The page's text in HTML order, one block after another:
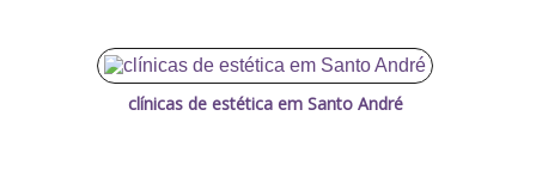
clínicas de estética em Santo André